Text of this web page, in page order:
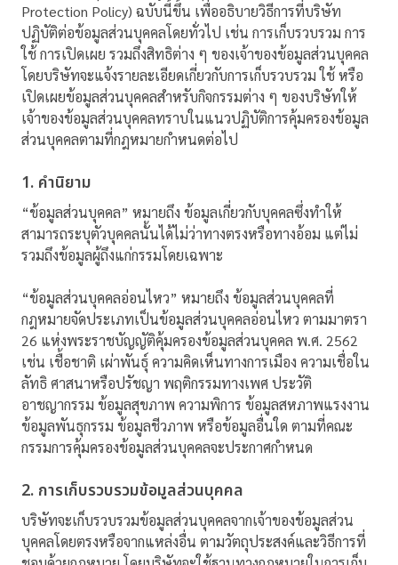
Protection Policy) ฉบับนี้ขึ้น เพื่ออธิบายวิธีการที่บริษัท
ปฏิบัติต่อข้อมูลส่วนบุคคลโดยทั่วไป เช่น การเก็บรวบรวม การ
ใช้ การเปิดเผย รวมถึงสิทธิต่าง ๆ ของเจ้าของข้อมูลส่วนบุคคล
โดยบริษัทจะแจ้งรายละเอียดเกี่ยวกับการเก็บรวบรวม ใช้ หรือ
เปิดเผยข้อมูลส่วนบุคคลสำหรับกิจกรรมต่าง ๆ ของบริษัทให้
เจ้าของข้อมูลส่วนบุคคลทราบในแนวปฏิบัติการคุ้มครองข้อมูล
ส่วนบุคคลตามที่กฎหมายกำหนดต่อไป
1. คำนิยาม
“ข้อมูลส่วนบุคคล” หมายถึง ข้อมูลเกี่ยวกับบุคคลซึ่งทำให้
สามารถระบุตัวบุคคลนั้นได้ไม่ว่าทางตรงหรือทางอ้อม แต่ไม่
รวมถึงข้อมูลผู้ถึงแก่กรรมโดยเฉพาะ
“ข้อมูลส่วนบุคคลอ่อนไหว” หมายถึง ข้อมูลส่วนบุคคลที่
กฎหมายจัดประเภทเป็นข้อมูลส่วนบุคคลอ่อนไหว ตามมาตรา
26 แห่งพระราชบัญญัติคุ้มครองข้อมูลส่วนบุคคล พ.ศ. 2562
เช่น เชื้อชาติ เผ่าพันธุ์ ความคิดเห็นทางการเมือง ความเชื่อใน
ลัทธิ ศาสนาหรือปรัชญา พฤติกรรมทางเพศ ประวัติ
อาชญากรรม ข้อมูลสุขภาพ ความพิการ ข้อมูลสหภาพแรงงาน
ข้อมูลพันธุกรรม ข้อมูลชีวภาพ หรือข้อมูลอื่นใด ตามที่คณะ
กรรมการคุ้มครองข้อมูลส่วนบุคคลจะประกาศกำหนด
2. การเก็บรวบรวมข้อมูลส่วนบุคคล
บริษัทจะเก็บรวบรวมข้อมูลส่วนบุคคลจากเจ้าของข้อมูลส่วน
บุคคลโดยตรงหรือจากแหล่งอื่น ตามวัตถุประสงค์และวิธีการที่